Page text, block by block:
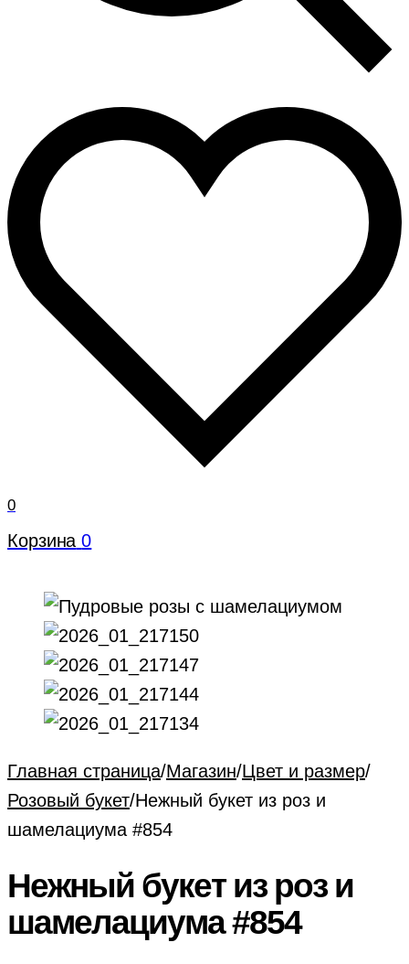
0
Корзина 0
Главная страница/Магазин/Цвет и размер/
Розовый букет/Нежный букет из роз и
шамелациума #854
Нежный букет из роз и
шамелациума #854